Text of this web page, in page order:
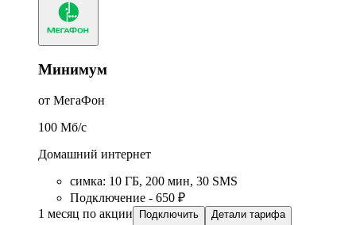
Минимум
от МегаФон
100 Мб/c
Домашний интернет
симка: 10 ГБ, 200 мин, 30 SMS
Подключение - 650 ₽
1 месяц по акции
Подключить
Детали тарифа